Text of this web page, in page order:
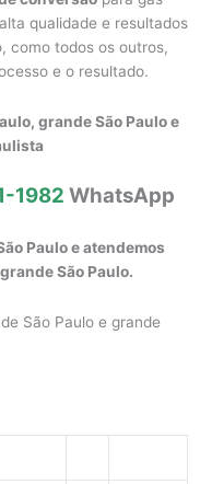
qualidade e resultados
como todos os outros,
e o resultado.
grande São Paulo e
1982 WhatsApp
Paulo e atendemos
São Paulo.
São Paulo e grande